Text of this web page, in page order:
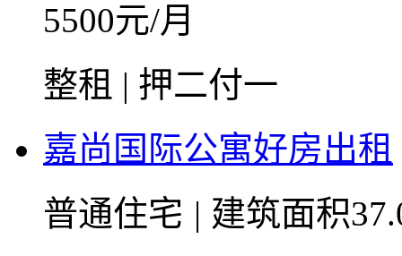
5500元/月
整租 | 押二付一
嘉尚国际公寓好房出租
普通住宅 | 建筑面积